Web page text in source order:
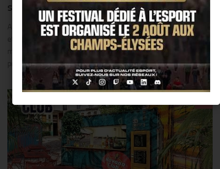
s’est éteinte cette semaine @ Detroit !!
Aretha Franklin était l’une des plus grandes voix américaines
et une figure emblématique de la communauté noire, qui a
marqué des générations entières d’artistes !! Elle a été une des
premières à mélanger le...